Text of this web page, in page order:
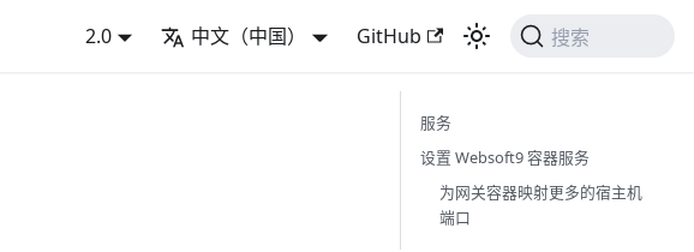
2.0 中文（中国） GitHub 搜索
服务
设置 Websoft9 容器服务
为网关容器映射更多的宿主机
端口